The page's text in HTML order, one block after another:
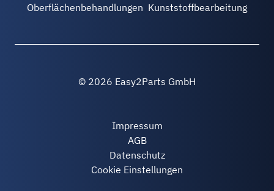
Oberflächenbehandlungen Kunststoffbearbeitung
© 2026 Easy2Parts GmbH
Impressum
AGB
Datenschutz
Cookie Einstellungen